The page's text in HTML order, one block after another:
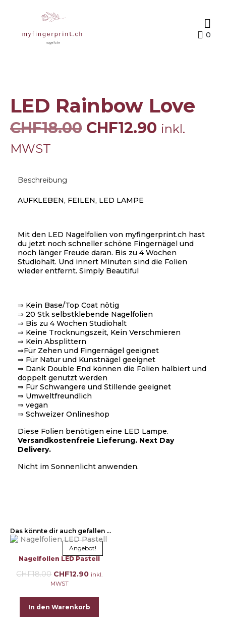
0
LED Rainbow Love
CHF18.00 CHF12.90 inkl.
MWST
Beschreibung
AUFKLEBEN, FEILEN, LED LAMPE
Mit den LED Nagelfolien von myfingerprint.ch hast
du jetzt noch schneller schöne Fingernägel und
noch länger Freude daran. Bis zu 4 Wochen
Studiohalt. Und innert Minuten sind die Folien
wieder entfernt. Simply Beautiful
⇒ Kein Base/Top Coat nötig
⇒ 20 Stk selbstklebende Nagelfolien
⇒ Bis zu 4 Wochen Studiohalt
⇒ Keine Trocknungszeit, Kein Verschmieren
⇒ Kein Absplittern
⇒Für Zehen und Fingernägel geeignet
⇒ Für Natur und Kunstnägel geeignet
⇒ Dank Double End können die Folien halbiert und
doppelt genutzt werden
⇒ Für Schwangere und Stillende geeignet
⇒ Umweltfreundlich
⇒ vegan
⇒ Schweizer Onlineshop
Diese Folien benötigen eine LED Lampe.
Versandkostenfreie Lieferung. Next Day
Delivery.
Nicht im Sonnenlicht anwenden.
Das könnte dir auch gefallen …
Angebot!
Nagelfolien LED Pastell
CHF18.00 CHF12.90 inkl.
MWST
In den Warenkorb